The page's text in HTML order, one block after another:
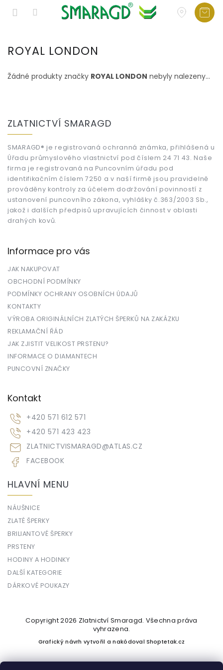
obsah
ROYAL LONDON
Žádné produkty značky ROYAL LONDON nebyly nalezeny...
ZLATNICTVÍ SMARAGD
SMARAGD® je registrovaná ochranná známka, přihlášená u
Úřadu průmyslového vlastnictví pod číslem 24 71 43. Naše
firma je registrovaná na Puncovním úřadu pod
identifikačním číslem 7250 a v naší firmě jsou pravidelně
prováděny kontroly za účelem dodržování povinností z
ustanovení puncovního zákona, vyhlášky č.363/2003 Sb.,
jakož i dalších předpisů upravujících činnost v oblasti
drahých kovů.
Informace pro vás
JAK NAKUPOVAT
OBCHODNÍ PODMÍNKY
PODMÍNKY OCHRANY OSOBNÍCH ÚDAJŮ
KONTAKTY
VÝROBA ORIGINÁLNÍCH ZLATÝCH ŠPERKŮ NA ZAKÁZKU
REKLAMAČNÍ ŘÁD
JAK ZJISTIT VELIKOST PRSTENU?
INFORMACE O DIAMANTECH
PUNCOVNÍ ZNAČKY
Kontakt
ZLATNICTVISMARAGD@ATLAS.CZ
+420 571 612 571
+420 571 423 423
FACEBOOK
HLAVNÍ MENU
NÁUŠNICE
ZLATÉ ŠPERKY
BRILIANTOVÉ ŠPERKY
PRSTENY
HODINY A HODINKY
DALŠÍ KATEGORIE
DÁRKOVÉ POUKAZY
Copyright 2026 Zlatnictví Smaragd. Všechna práva
vyhrazena.
Grafický návrh vytvořil a nakódovalShoptetak.cz